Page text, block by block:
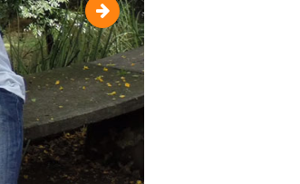
Tiago Zoriki